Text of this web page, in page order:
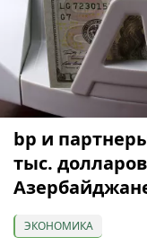
bp и
тыс.
ЭКОНОМИКА